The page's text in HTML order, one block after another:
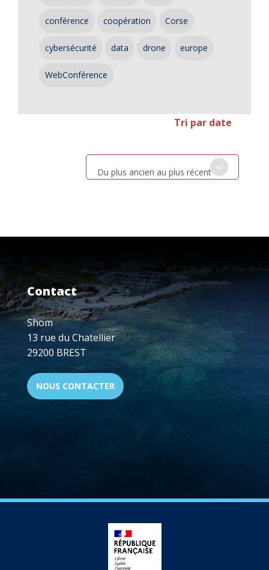
conférence coopération Corse
cybersécurité data drone europe
WebConférence
Tri par date
Du plus ancien au plus récent
Contact
Shom
13 rue du Chatellier
29200 BREST
NOUS CONTACTER